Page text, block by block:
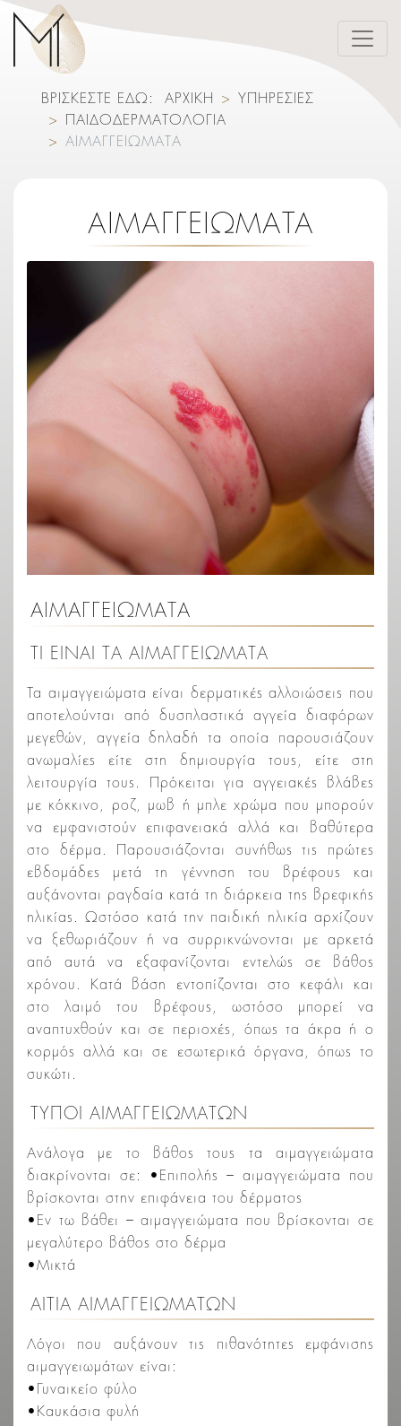
ΒΡΙΣΚΕΣΤΕ ΕΔΩ: ΑΡΧΙΚΗ
ΥΠΗΡΕΣΙΕΣ
ΠΑΙΔΟΔΕΡΜΑΤΟΛΟΓΙΑ
ΑΙΜΑΓΓΕΙΩΜΑΤΑ
ΑΙΜΑΓΓΕΙΩΜΑΤΑ
ΑΙΜΑΓΓΕΙΩΜΑΤΑ
ΤΙ ΕΙΝΑΙ ΤΑ ΑΙΜΑΓΓΕΙΩΜΑΤΑ
Τα αιμαγγειώματα είναι δερματικές αλλοιώσεις που
αποτελούνται από δυσπλαστικά αγγεία διαφόρων
μεγεθών, αγγεία δηλαδή τα οποία παρουσιάζουν
ανωμαλίες είτε στη δημιουργία τους, είτε στη
λειτουργία τους. Πρόκειται για αγγειακές βλάβες
με κόκκινο, ροζ, μωβ ή μπλε χρώμα που μπορούν
να εμφανιστούν επιφανειακά αλλά και βαθύτερα
στο δέρμα. Παρουσιάζονται συνήθως τις πρώτες
εβδομάδες μετά τη γέννηση του βρέφους και
αυξάνονται ραγδαία κατά τη διάρκεια της βρεφικής
ηλικίας. Ωστόσο κατά την παιδική ηλικία αρχίζουν
να ξεθωριάζουν ή να συρρικνώνονται με αρκετά
από αυτά να εξαφανίζονται εντελώς σε βάθος
χρόνου. Κατά βάση εντοπίζονται στο κεφάλι και
στο λαιμό του βρέφους, ωστόσο μπορεί να
αναπτυχθούν και σε περιοχές, όπως τα άκρα ή ο
κορμός αλλά και σε εσωτερικά όργανα, όπως το
συκώτι.
ΤΥΠΟΙ ΑΙΜΑΓΓΕΙΩΜΑΤΩΝ
Ανάλογα με το βάθος τους τα αιμαγγειώματα
διακρίνονται σε: •Επιπολής – αιμαγγειώματα που
βρίσκονται στην επιφάνεια του δέρματος
•Εν τω βάθει – αιμαγγειώματα που βρίσκονται σε
μεγαλύτερο βάθος στο δέρμα
•Μικτά
ΑΙΤΙΑ ΑΙΜΑΓΓΕΙΩΜΑΤΩΝ
Λόγοι που αυξάνουν τις πιθανότητες εμφάνισης
αιμαγγειωμάτων είναι:
•Γυναικείο φύλο
•Καυκάσια φυλή